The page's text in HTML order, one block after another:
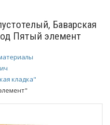
Баварская
Пятый элемент
кладка"